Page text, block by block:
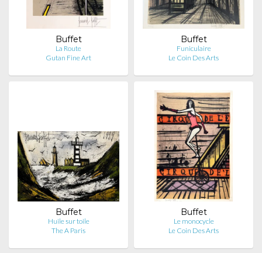
Buffet
La Route
Gutan Fine Art
Buffet
Funiculaire
Le Coin Des Arts
Buffet
Huile sur toile
The A Paris
Buffet
Le monocycle
Le Coin Des Arts